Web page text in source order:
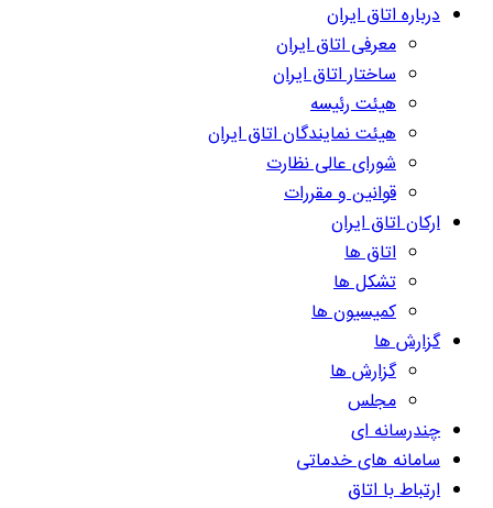
درباره اتاق ایران
معرفی اتاق ایران
ساختار اتاق ایران
هیئت رئیسه
هیئت نمایندگان اتاق ایران
شورای عالی نظارت
قوانین و مقررات
ارکان اتاق ایران
اتاق ها
تشکل ها
کمیسیون ها
گزارش ها
گزارش ها
مجلس
چندرسانه ای
سامانه های خدماتی
ارتباط با اتاق